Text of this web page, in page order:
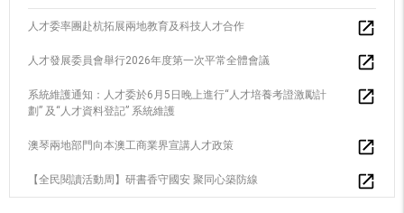
人才委率團赴杭拓展兩地教育及科技人才合作
人才發展委員會舉行2026年度第一次平常全體會議
系統維護通知：人才委於6月5日晚上進行“人才培養考證激勵計
劃” 及“人才資料登記” 系統維護
澳琴兩地部門向本澳工商業界宣講人才政策
【全民閱讀活動周】研書香守國安 聚同心築防線